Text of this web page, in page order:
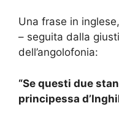
Una frase in
– seguita dalla
dell’angolofonia:
“Se questi due
principessa